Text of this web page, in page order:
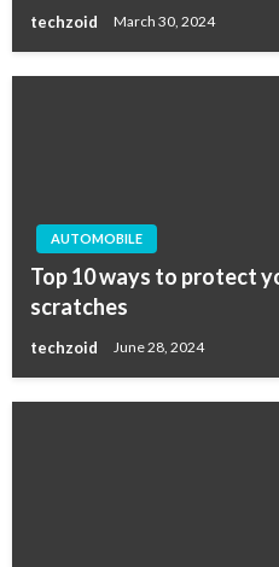
techzoid March 30, 2024
AUTOMOBILE
Top 10 ways to protect
scratches
techzoid June 28, 2024